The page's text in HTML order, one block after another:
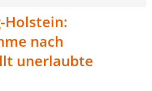
Holstein:
nach
unerlaubte